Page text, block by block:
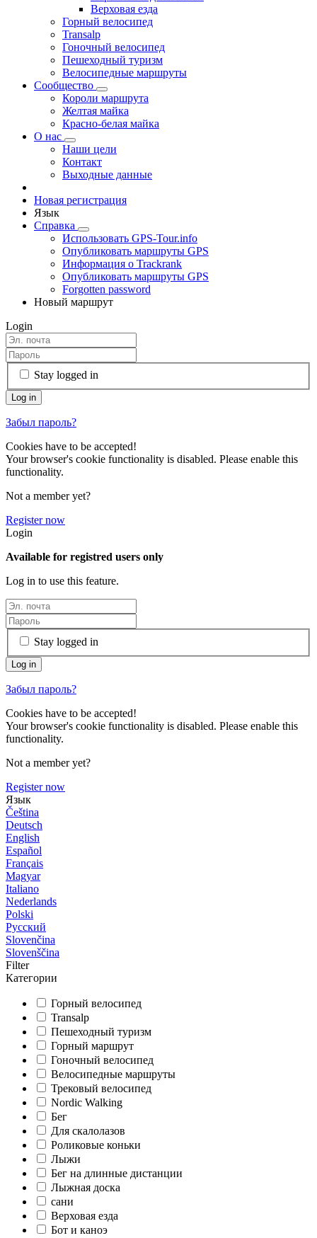
Верховая езда
Горный велосипед
Transalp
Гоночный велосипед
Пешеходный туризм
Велосипедные маршруты
Сообщество
Короли маршрута
Желтая майка
Красно-белая майка
О нас
Наши цели
Контакт
Выходные данные
Новая регистрация
Язык
Справка
Использовать GPS-Tour.info
Опубликовать маршруты GPS
Информация о Trackrank
Опубликовать маршруты GPS
Forgotten password
Новый маршрут
Login
Stay logged in
Забыл пароль?
Cookies have to be accepted!
Your browser's cookie functionality is disabled. Please enable this
functionality.
Not a member yet?
Register now
Login
Available for registred users only
Log in to use this feature.
Stay logged in
Забыл пароль?
Cookies have to be accepted!
Your browser's cookie functionality is disabled. Please enable this
functionality.
Not a member yet?
Register now
Язык
Čeština
Deutsch
English
Español
Français
Magyar
Italiano
Nederlands
Polski
Русский
Slovenčina
Slovenščina
Filter
Категории
Горный велосипед
Transalp
Пешеходный туризм
Горный маршрут
Гоночный велосипед
Велосипедные маршруты
Трековый велосипед
Nordic Walking
Бег
Для скалолазов
Роликовые коньки
Лыжи
Бег на длинные дистанции
Лыжная доска
сани
Верховая езда
Бот и каноэ